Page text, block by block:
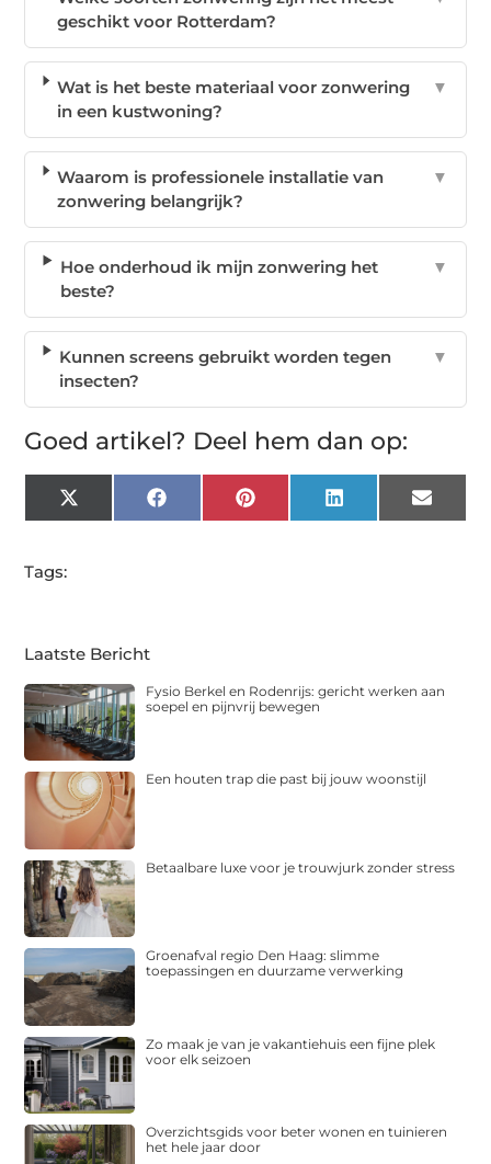
geschikt voor Rotterdam?
Wat is het beste materiaal voor zonwering
in een kustwoning?
▼
Waarom is professionele installatie van
zonwering belangrijk?
▼
Hoe onderhoud ik mijn zonwering het
beste?
▼
Kunnen screens gebruikt worden tegen
insecten?
▼
Goed artikel? Deel hem dan op:
X
(Twitter)
FacebookPinterest LinkedIn Email
Tags:
Laatste Bericht
Fysio Berkel en Rodenrijs: gericht werken aan
soepel en pijnvrij bewegen
Een houten trap die past bij jouw woonstijl
Betaalbare luxe voor je trouwjurk zonder stress
Groenafval regio Den Haag: slimme
toepassingen en duurzame verwerking
Zo maak je van je vakantiehuis een fijne plek
voor elk seizoen
Overzichtsgids voor beter wonen en tuinieren
het hele jaar door